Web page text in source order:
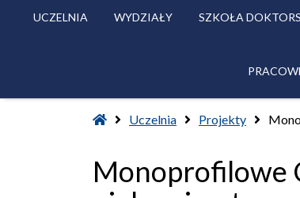
UCZELNIA WYDZIAŁY SZKOŁA
HomeUczelnia Projekty
Monoprofilowe